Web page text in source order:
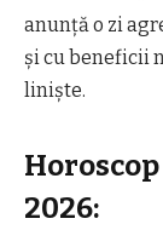
anunță o zi
și cu beneficii
liniște.
2026: